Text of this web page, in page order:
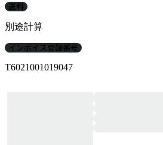
送料
別途計算
インボイス登録番号
T6021001019047